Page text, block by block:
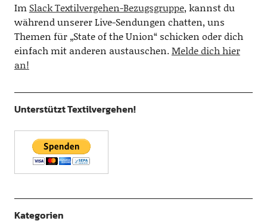
Im Slack Textilvergehen-Bezugsgruppe, kannst du
während unserer Live-Sendungen chatten, uns
Themen für „State of the Union“ schicken oder dich
einfach mit anderen austauschen.Melde dich hier
an!
Unterstützt Textilvergehen!
Kategorien